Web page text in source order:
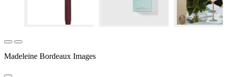
Madeleine Bordeaux Images